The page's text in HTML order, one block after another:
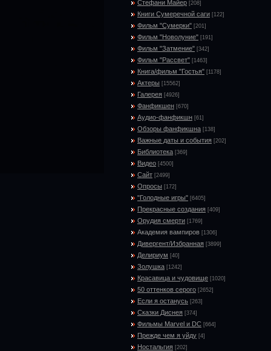
Стефани Майер [208]
Книги Сумеречной саги [122]
Фильм "Сумерки" [201]
Фильм "Новолуние" [191]
Фильм "Затмение" [342]
Фильм "Рассвет" [1463]
Книга/фильм "Гостья" [1178]
Актеры [15562]
Галерея [4926]
Фанфикшен [670]
Аудио-фанфикшн [61]
Обзоры фанфикшна [138]
Важные даты и события [202]
Библиотека [369]
Видео [4500]
Сайт [2499]
Опросы [172]
"Голодные игры" [6405]
Прекрасные создания [409]
Орудия смерти [1769]
Академия вампиров [1306]
Дивергент/Избранная [3899]
Делириум [40]
Золушка [1242]
Красавица и чудовище [1020]
50 оттенков серого [2652]
Если я останусь [263]
Сказки Диснея [374]
Фильмы Marvel и DC [664]
Прежде чем я уйду [4]
Ностальгия [202]